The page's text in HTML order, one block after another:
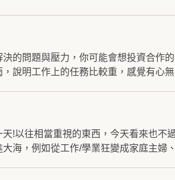
的問題與壓力，你可能會想投資合作
說明工作上的任務比較重，感覺有心
!以往相當重視的東西，今天看來也不
海，例如從工作/學業狂變成家庭主婦